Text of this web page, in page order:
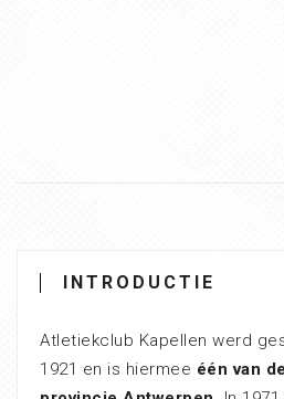
INTRODUCTIE
Atletiekclub Kapellen werd
1921 en is hiermee één van